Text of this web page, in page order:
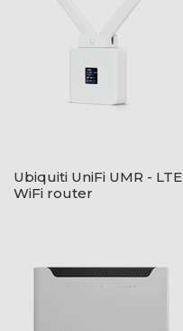
Ubiquiti UniFi UMR - LTE
WiFi router